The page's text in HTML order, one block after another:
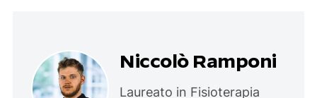
Niccolò Ramponi
Laureato in Fisioterapia